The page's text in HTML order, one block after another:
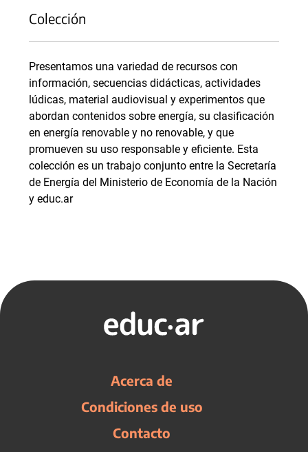
Colección
Presentamos una variedad de recursos con
información, secuencias didácticas, actividades
lúdicas, material audiovisual y experimentos que
abordan contenidos sobre energía, su clasificación
en energía renovable y no renovable, y que
promueven su uso responsable y eficiente. Esta
colección es un trabajo conjunto entre la Secretaría
de Energía del Ministerio de Economía de la Nación
y educ.ar
Acerca de
Condiciones de uso
Contacto